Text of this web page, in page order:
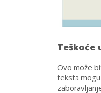
Teškoće
Ovo može
teksta